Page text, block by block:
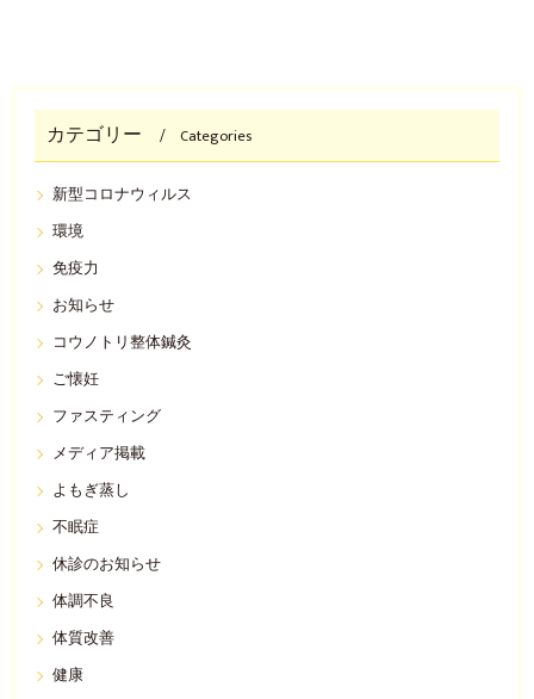
カテゴリー Categories
新型コロナウィルス
環境
免疫力
お知らせ
コウノトリ整体鍼灸
ご懐妊
ファスティング
メディア掲載
よもぎ蒸し
不眠症
休診のお知らせ
体調不良
体質改善
健康